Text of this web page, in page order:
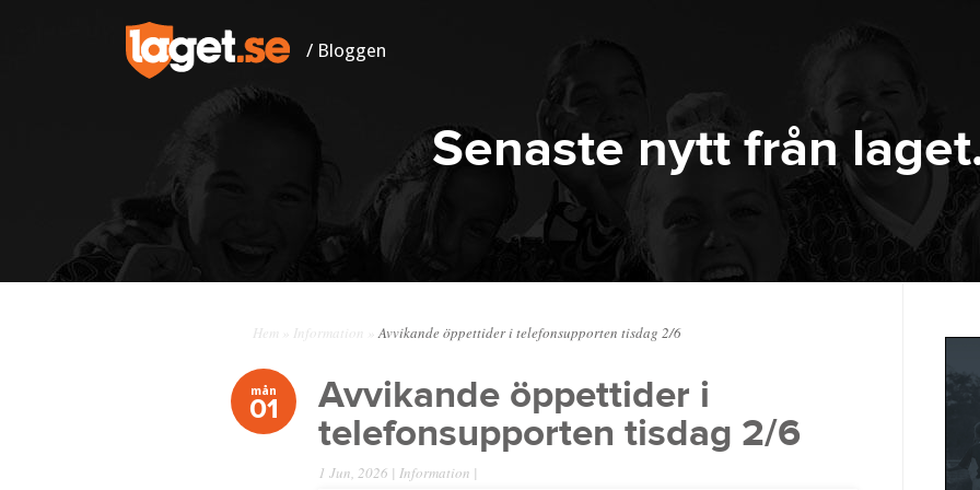
/ Bloggen
Senaste nytt från
Hem Information Avvikande öppettider i telefonsupporten tisdag 2/6
mån
01 Avvikande öppettider i
telefonsupporten tisdag 2/6
1 Jun, 2026 | Information |